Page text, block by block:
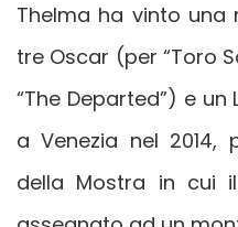
Thelma ha vinto una
tre Oscar (per “Toro
“The Departed”) e un
a Venezia nel 2014,
della Mostra in cui